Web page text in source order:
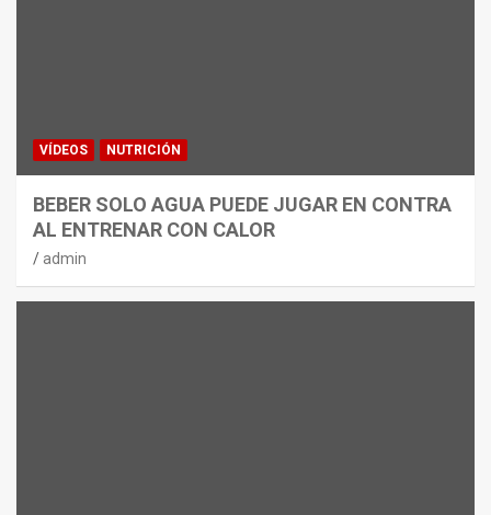
VÍDEOS NUTRICIÓN
BEBER SOLO AGUA PUEDE JUGAR EN CONTRA
AL ENTRENAR CON CALOR
admin